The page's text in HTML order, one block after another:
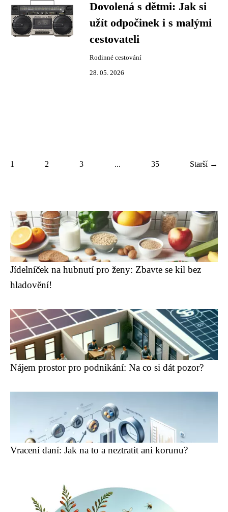
Dovolená s dětmi: Jak si
užít odpočinek i s malými
cestovateli
Rodinné cestování
28. 05. 2026
1 2 3 ... 35 Starší →
Jídelníček na hubnutí pro ženy: Zbavte se kil bez
hladovění!
Nájem prostor pro podnikání: Na co si dát pozor?
Vracení daní: Jak na to a neztratit ani korunu?